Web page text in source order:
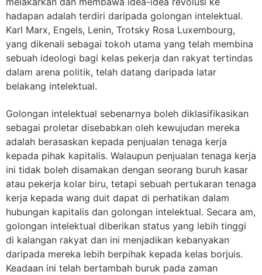
hadapan adalah terdiri daripada golongan intelektual.
Karl Marx, Engels, Lenin, Trotsky Rosa Luxembourg,
yang dikenali sebagai tokoh utama yang telah membina
sebuah ideologi bagi kelas pekerja dan rakyat tertindas
dalam arena politik, telah datang daripada latar
belakang intelektual.
Golongan intelektual sebenarnya boleh diklasifikasikan
sebagai proletar disebabkan oleh kewujudan mereka
adalah berasaskan kepada penjualan tenaga kerja
kepada pihak kapitalis. Walaupun penjualan tenaga kerja
ini tidak boleh disamakan dengan seorang buruh kasar
atau pekerja kolar biru, tetapi sebuah pertukaran tenaga
kerja kepada wang duit dapat di perhatikan dalam
hubungan kapitalis dan golongan intelektual. Secara am,
golongan intelektual diberikan status yang lebih tinggi
di kalangan rakyat dan ini menjadikan kebanyakan
daripada mereka lebih berpihak kepada kelas borjuis.
Keadaan ini telah bertambah buruk pada zaman